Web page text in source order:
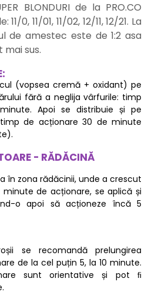
BLONDURI de la PRO.CO
0, 11/01, 11/02, 12/11, 12/21. La
de amestec este de 1:2 asa
sus.
(vopsea cremă + oxidant) pe
fără a neglija vârfurile: timp
Apoi se distribuie și pe
de acționare 30 de minute
- RĂDĂCINĂ
în zona rădăcinii, unde a crescut
minute de acționare, se aplică și
o apoi să acționeze încă 5
se recomandă prelungirea
de la cel puțin 5, la 10 minute.
sunt orientative și pot ﬁ